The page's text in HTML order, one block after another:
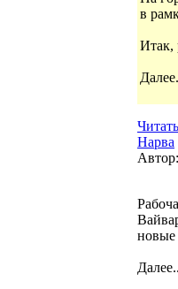
в
Итак,
Нарва
Автор:
новые